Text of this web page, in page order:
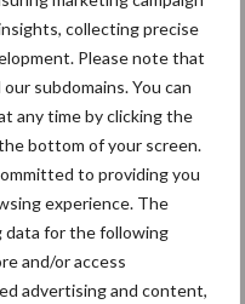
collecting precise
Please note that
subdomains. You can
any time by clicking the
bottom of your screen.
to providing you
experience. The
data for the following
and/or access
advertising and content,
de plant misschien een
organismen die de
zouden ook bescherming
ziekteverwekkende
te maken tegen
organismen bij de
ziekten te beschermen’,